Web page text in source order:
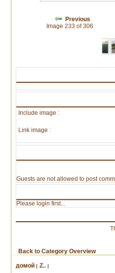
Previous
Image 233 of 306
Include image :
Link image :
Guests are not allowed to post
Please login first...
Back to Category Overview
домой Z..